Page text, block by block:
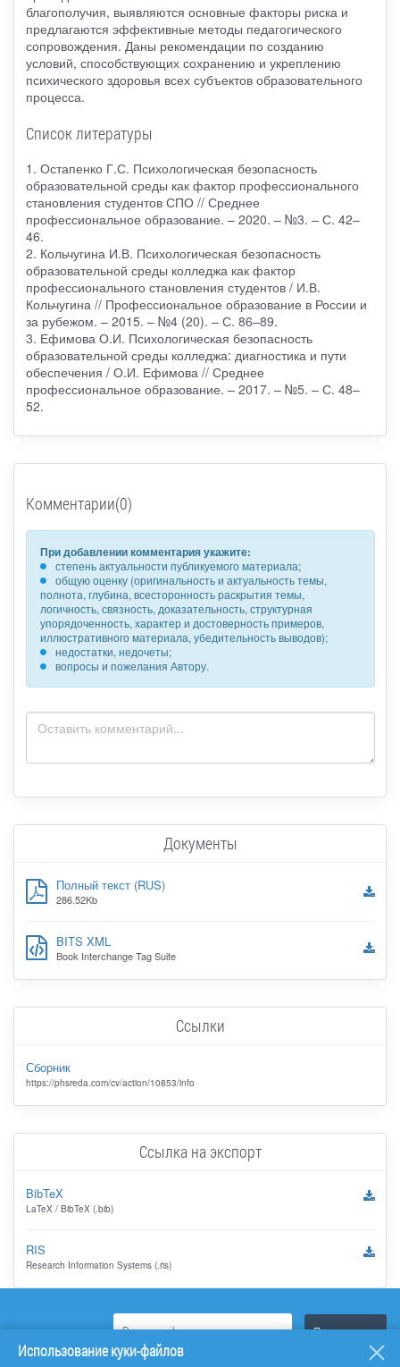
благополучия, выявляются основные факторы риска и
предлагаются эффективные методы педагогического
сопровождения. Даны рекомендации по созданию
условий, способствующих сохранению и укреплению
психического здоровья всех субъектов образовательного
процесса.
Список литературы
1. Остапенко Г.С. Психологическая безопасность
образовательной среды как фактор профессионального
становления студентов СПО // Среднее
профессиональное образование. – 2020. – №3. – С. 42–
46.
2. Кольчугина И.В. Психологическая безопасность
образовательной среды колледжа как фактор
профессионального становления студентов / И.В.
Кольчугина // Профессиональное образование в России и
за рубежом. – 2015. – №4 (20). – С. 86–89.
3. Ефимова О.И. Психологическая безопасность
образовательной среды колледжа: диагностика и пути
обеспечения / О.И. Ефимова // Среднее
профессиональное образование. – 2017. – №5. – С. 48–
52.
Комментарии(0)
При добавлении комментария укажите:
степень актуальности публикуемого материала;
общую оценку (оригинальность и актуальность темы,
полнота, глубина, всесторонность раскрытия темы,
логичность, связность, доказательность, структурная
упорядоченность, характер и достоверность примеров,
иллюстративного материала, убедительность выводов);
недостатки, недочеты;
вопросы и пожелания Автору.
Документы
Полный текст (RUS)
286.52Kb
BITS XML
Book Interchange Tag Suite
Ссылки
Сборник
https://phsreda.com/cv/action/10853/info
Ссылка на экспорт
BibTeX
LaTeX / BibTeX (.bib)
RIS
Research Information Systems (.ris)
Использование куки-файлов